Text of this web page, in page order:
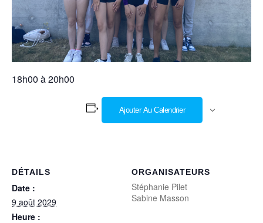
18h00 à 20h00
Ajouter Au Calendrier
DÉTAILS
Date :
9 août 2029
Heure :
ORGANISATEURS
Stéphanie Pilet
Sabine Masson